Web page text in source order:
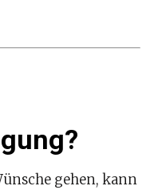
gehen, kann